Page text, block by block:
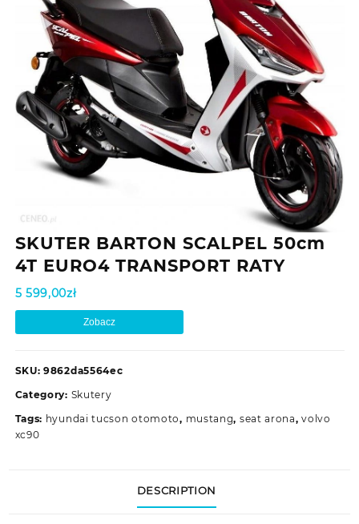
SKUTER BARTON SCALPEL 50cm
4T EURO4 TRANSPORT RATY
5 599,00zł
Zobacz
SKU: 9862da5564ec
Category: Skutery
Tags: hyundai tucson otomoto, mustang, seat arona,volvo
xc90
DESCRIPTION